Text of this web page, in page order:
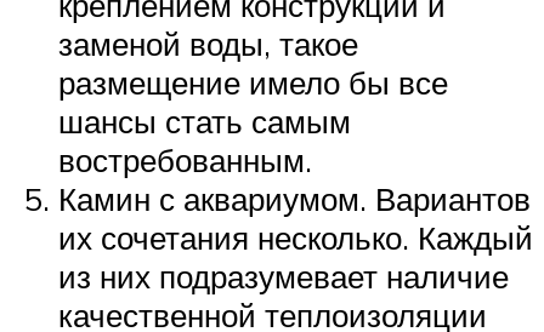
заменой воды, такое
размещение имело бы все
шансы стать самым
востребованным.
Камин с аквариумом. Вариантов
их сочетания несколько. Каждый
из них подразумевает наличие
качественной теплоизоляции